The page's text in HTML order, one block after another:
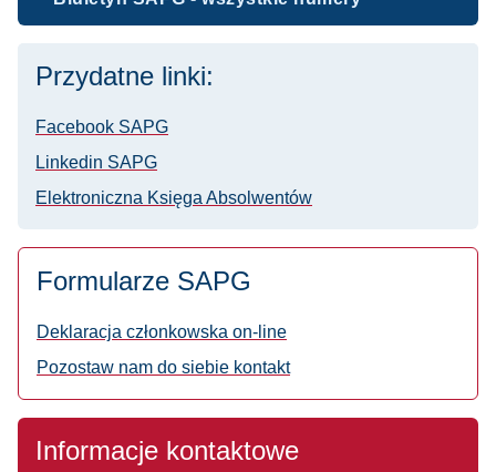
Przydatne linki:
Facebook SAPG
Linkedin SAPG
Elektroniczna Księga Absolwentów
Formularze SAPG
Deklaracja członkowska on-line
Pozostaw nam do siebie kontakt
Informacje kontaktowe